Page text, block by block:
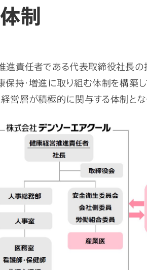
制
進責任者である代表取締役社長の
保持・増進に取り組む体制を構築
営層が積極的に関与する体制とな